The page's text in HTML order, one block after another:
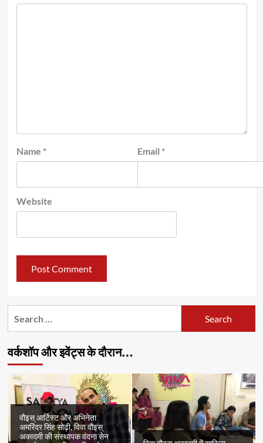
Name * Email *
Website
वर्कशॉप और इवेंट्स के दौरान…
वौइस् आर्टिस्ट और अभिनेता
अमरिंदर सिंह सोढ़ी, विवा वौइस्
अकादमी की संस्थापक वंदना सेन